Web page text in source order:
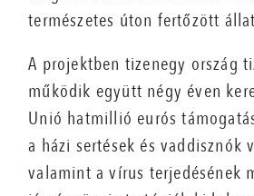
természetes úton fertőzött
A projektben tizenegy ország
működik együtt négy éven
Unió hatmillió eurós
a házi sertések és vaddisznók
valamint a vírus terjedésének